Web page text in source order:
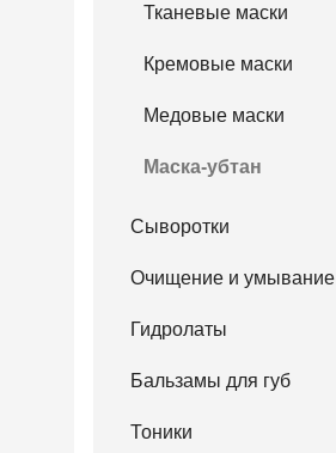
Тканевые маски
Кремовые маски
Медовые маски
Маска-убтан
Сыворотки
Очищение и умывание
Гидролаты
Бальзамы для губ
Тоники